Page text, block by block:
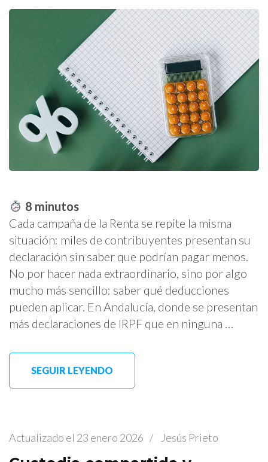
8 minutos
Cada campaña de la Renta se repite la misma
situación: miles de contribuyentes presentan su
declaración sin saber que podrían pagar menos.
No por hacer nada extraordinario, sino por algo
mucho más sencillo: saber qué deducciones
pueden aplicar. En Andalucía, donde se presentan
más declaraciones de IRPF que en ninguna …
SEGUIR LEYENDO
Actualizado el 23 enero 2026 / Jesús Prieto